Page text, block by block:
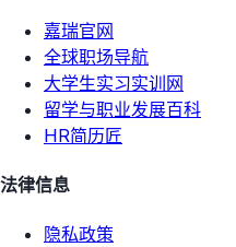
嘉瑞官网
全球职场导航
大学生实习实训网
留学与职业发展百科
HR简历匠
法律信息
隐私政策